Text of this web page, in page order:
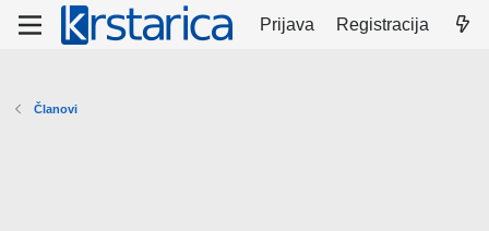
Prijava Registracija
Članovi